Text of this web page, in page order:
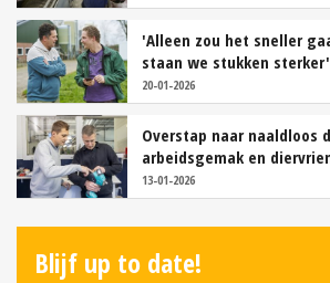
'Alleen zou het sneller
staan we stukken sterker'
20-01-2026
Overstap naar naaldloos
arbeidsgemak en
13-01-2026
Blijf up to date!